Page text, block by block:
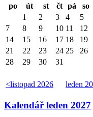
po
út st čt pá so
<listopad 2026 leden
1 2 3 4 5
7
8 9 10 11 12
14
15 16 17 18 19
21
22 23 24 25 26
28
29 30 31
Kalendář leden 2027